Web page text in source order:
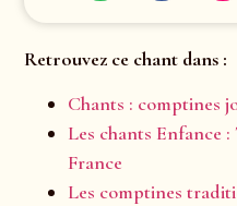
Retrouvez ce chant dans :
Chants : comptines
Les chants Enfance
France
Les comptines